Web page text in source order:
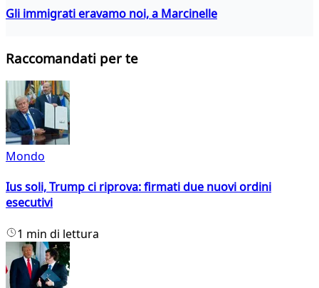
Gli immigrati eravamo noi, a Marcinelle
Raccomandati per te
Mondo
Ius soli, Trump ci riprova: firmati due nuovi ordini
esecutivi
1 min di lettura